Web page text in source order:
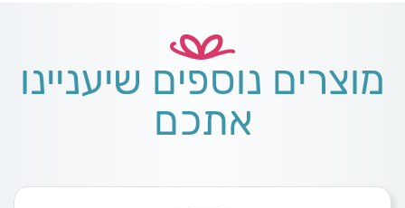
מוצרים נוספים שיעניינו
אתכם